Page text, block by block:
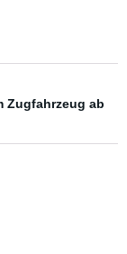
Zugfahrzeug ab